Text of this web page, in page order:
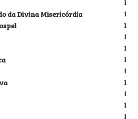
1
1
da Divina Misericórdia
1
1
1
1
1
1
1
1
1